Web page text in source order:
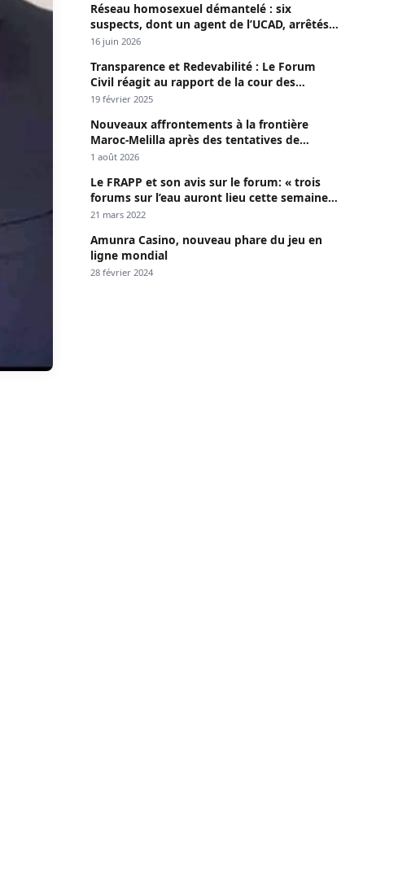
Réseau homosexuel démantelé : six
suspects, dont un agent de l’UCAD, arrêtés à
Keur Massar ; l’un avoue avoir propagé le
16 juin 2026
Transparence et Redevabilité : Le Forum
Civil réagit au rapport de la cour des
comptes
19 février 2025
Nouveaux affrontements à la frontière
Maroc-Melilla après des tentatives de
passage
1 août 2026
Le FRAPP et son avis sur le forum: « trois
forums sur l’eau auront lieu cette semaine à
Dakar »
21 mars 2022
Amunra Casino, nouveau phare du jeu en
ligne mondial
28 février 2024